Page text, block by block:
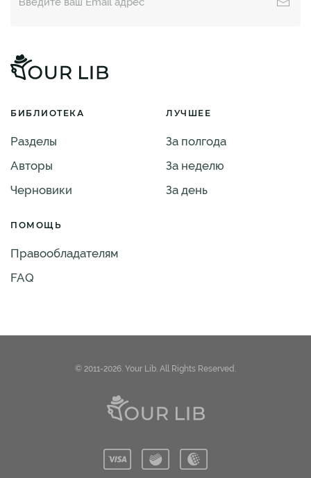
БИБЛИОТЕКА
Разделы
Авторы
Черновики
ЛУЧШЕЕ
За полгода
За неделю
За день
ПОМОЩЬ
Правообладателям
FAQ
© 2011-2026. Your Lib. All Rights Reserved.